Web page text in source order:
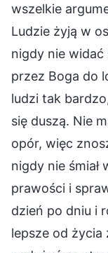
wszelkie
Ludzie żyją w
nigdy nie widać
przez Boga do
ludzi tak
się duszą. Nie
opór, więc
nigdy nie
prawości i
dzień po dniu i
lepsze od